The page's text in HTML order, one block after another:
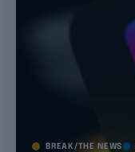
BREAK/THE NEWS